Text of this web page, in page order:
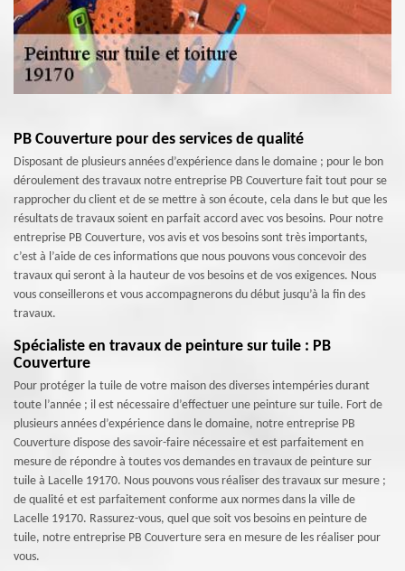
PB Couverture pour des services de qualité
Disposant de plusieurs années d’expérience dans le domaine ; pour le bon
déroulement des travaux notre entreprise PB Couverture fait tout pour se
rapprocher du client et de se mettre à son écoute, cela dans le but que les
résultats de travaux soient en parfait accord avec vos besoins. Pour notre
entreprise PB Couverture, vos avis et vos besoins sont très importants,
c’est à l’aide de ces informations que nous pouvons vous concevoir des
travaux qui seront à la hauteur de vos besoins et de vos exigences. Nous
vous conseillerons et vous accompagnerons du début jusqu’à la fin des
travaux.
Spécialiste en travaux de peinture sur tuile : PB
Couverture
Pour protéger la tuile de votre maison des diverses intempéries durant
toute l’année ; il est nécessaire d’effectuer une peinture sur tuile. Fort de
plusieurs années d’expérience dans le domaine, notre entreprise PB
Couverture dispose des savoir-faire nécessaire et est parfaitement en
mesure de répondre à toutes vos demandes en travaux de peinture sur
tuile à Lacelle 19170. Nous pouvons vous réaliser des travaux sur mesure ;
de qualité et est parfaitement conforme aux normes dans la ville de
Lacelle 19170. Rassurez-vous, quel que soit vos besoins en peinture de
tuile, notre entreprise PB Couverture sera en mesure de les réaliser pour
vous.